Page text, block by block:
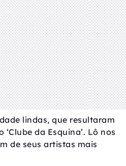
lindas, que resultaram
da Esquina’. Lô nos
de seus artistas mais